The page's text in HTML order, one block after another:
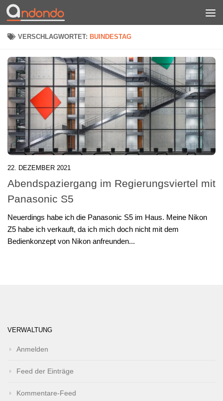
Zum Inhalt springen
VERSCHLAGWORTET: BUINDESTAG
22. DEZEMBER 2021
Abendspaziergang im Regierungsviertel mit
Panasonic S5
Neuerdings habe ich die Panasonic S5 im Haus. Meine Nikon
Z5 habe ich verkauft, da ich mich doch nicht mit dem
Bedienkonzept von Nikon anfreunden...
VERWALTUNG
Anmelden
Feed der Einträge
Kommentare-Feed